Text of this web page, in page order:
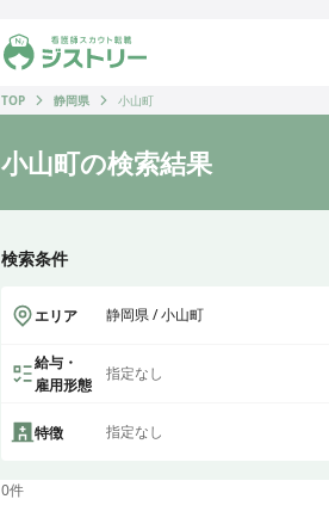
ジストリー 看護師の転職マッチング
TOP
静岡県 小山町
小山町の検索結果
検索条件
エリア 静岡県 / 小山町
給与・
雇用形態
指定なし
特徴 指定なし
0件